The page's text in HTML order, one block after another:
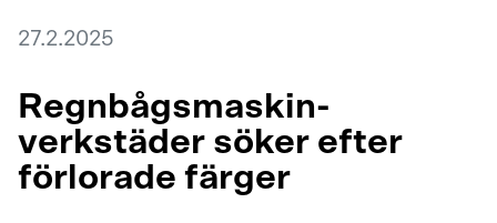
27.2.2025
Regnbågsmaskin-
verkstäder söker efter
förlorade färger